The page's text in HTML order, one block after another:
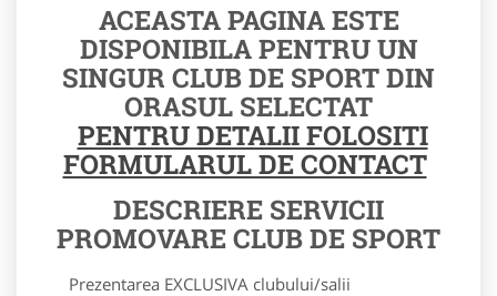
ACEASTA PAGINA ESTE
DISPONIBILA PENTRU UN
SINGUR CLUB DE SPORT DIN
ORASUL SELECTAT
PENTRU DETALII FOLOSITI
FORMULARUL DE CONTACT
DESCRIERE SERVICII
PROMOVARE CLUB DE SPORT
Prezentarea EXCLUSIVA clubului/salii